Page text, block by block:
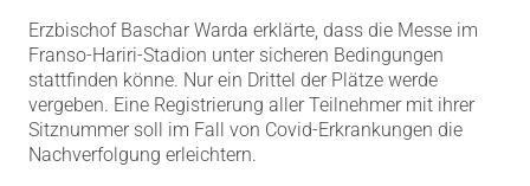
Erzbischof Baschar Warda erklärte, dass die Messe im
Franso-Hariri-Stadion unter sicheren Bedingungen
stattfinden könne. Nur ein Drittel der Plätze werde
vergeben. Eine Registrierung aller Teilnehmer mit ihrer
Sitznummer soll im Fall von Covid-Erkrankungen die
Nachverfolgung erleichtern.